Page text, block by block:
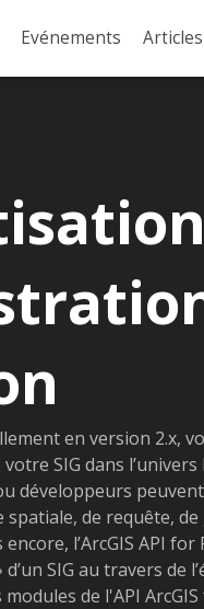
Evénements Articles
en version 2.x,
SIG dans
développeurs
spatiale, de requête,
l’ArcGIS API
SIG au travers de
de l'API